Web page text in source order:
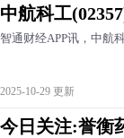
中航科工
智通财经APP讯，中航
2025-10-29 更新
今日关注:誉衡